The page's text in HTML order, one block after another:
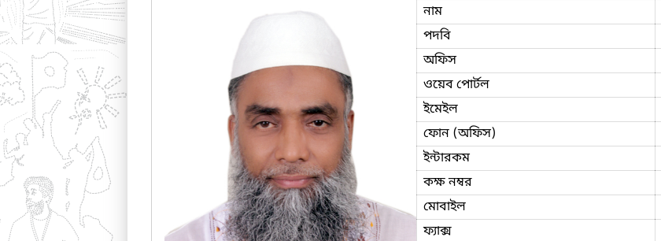
নাম
পদবি
অফিস
ওয়েব পোর্টল
ইমেইল
ফোন (অফিস)
ইন্টারকম
কক্ষ নম্বর
মোবাইল
ফ্যাক্স